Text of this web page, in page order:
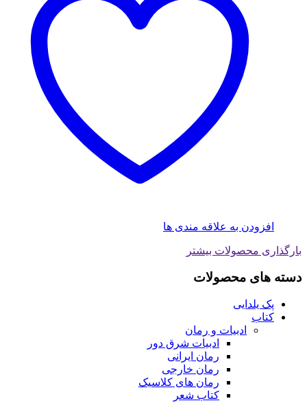
افزودن به علاقه مندی ها
بارگذاری محصولات بیشتر
دسته های محصولات
پک یلدایی
کتاب
ادبیات و رمان
ادبیات شرق دور
رمان ایرانی
رمان خارجی
رمان های کلاسیک
کتاب شعر